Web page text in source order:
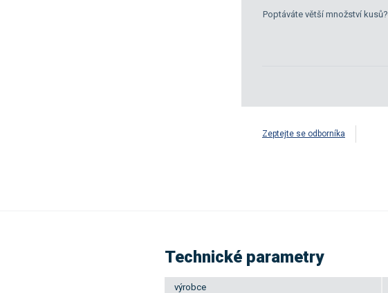
Poptáváte větší množství kusů?
Zeptejte se odborníka
Technické parametry
výrobce